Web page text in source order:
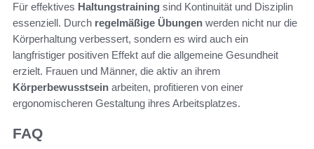
Für effektives Haltungstraining sind Kontinuität und Disziplin
essenziell. Durch regelmäßige Übungen werden nicht nur die
Körperhaltung verbessert, sondern es wird auch ein
langfristiger positiven Effekt auf die allgemeine Gesundheit
erzielt. Frauen und Männer, die aktiv an ihrem
Körperbewusstsein arbeiten, profitieren von einer
ergonomischeren Gestaltung ihres Arbeitsplatzes.
FAQ